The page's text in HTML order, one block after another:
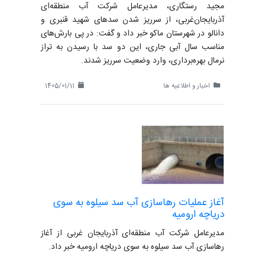
مجید رستگاری، مدیرعامل شرکت آب منطقه‌ای
آذربایجان‌غربی، از سرریز شدن سدهای شهید قنبری و
دانالو در شهرستان ماکو خبر داد و گفت: در پی بارش‌های
مناسب سال آبی جاری، این دو سد با رسیدن به تراز
نرمال بهره‌برداری، وارد وضعیت سرریز شدند.
اخبار و اطلاعیه ها
آغاز عملیات رهاسازی آب سد سیلوه به سوی
دریاچه ارومیه
مدیرعامل شرکت آب منطقه‌ای آذربایجان غربی از آغاز
رهاسازی آب سد سیلوه به سوی دریاچه ارومیه خبر داد.